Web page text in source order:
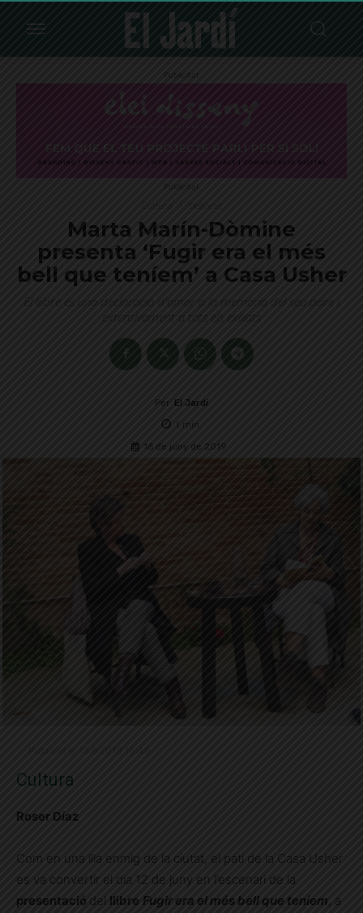
Publicitat
Publicitat
Marta Marín-Dòmine
presenta ‘Fugir era el més
bell que teníem’ a Casa Usher
El llibre és una declaració d'amor a la memòria del seu pare i
extensivament a tots els exiliats
Per El Jardí
1 min.
16 de juny de 2019
Cultura
Roser Díaz
Com en una illa enmig de la ciutat, el pati de la Casa Usher
es va convertir el dia 12 de juny en l’escenari de la
presentació del llibre Fugir era el més bell que teníem, a